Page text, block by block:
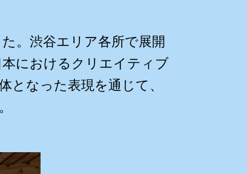
。渋谷エリア各所で展開
におけるクリエイティブ
となった表現を通じて、